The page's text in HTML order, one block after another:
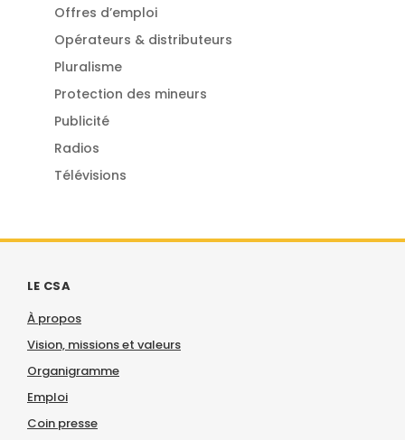
Offres d’emploi
Opérateurs & distributeurs
Pluralisme
Protection des mineurs
Publicité
Radios
Télévisions
LE CSA
À propos
Vision, missions et valeurs
Organigramme
Emploi
Coin presse